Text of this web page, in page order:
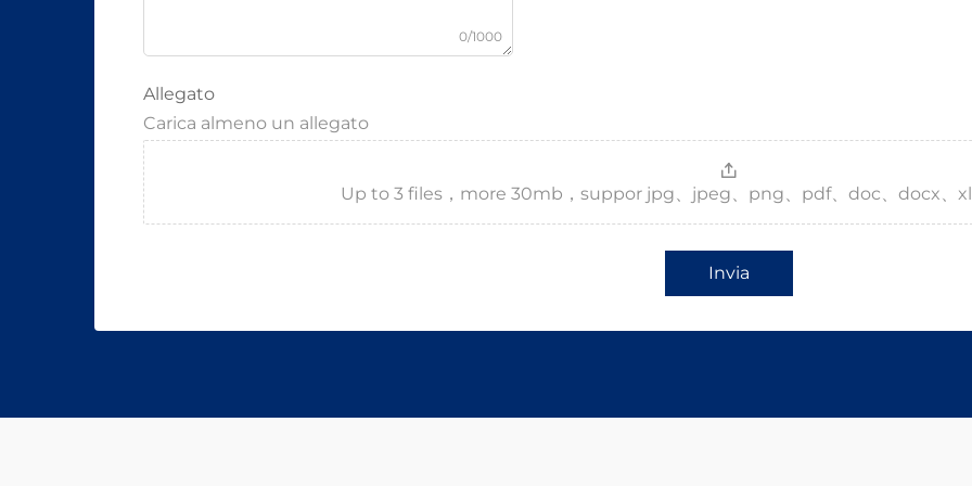
0/1000
Allegato
Carica almeno un allegato
Up to 3 files，more 30mb，suppor jpg、jpeg、png、pdf、doc、docx、
Invia